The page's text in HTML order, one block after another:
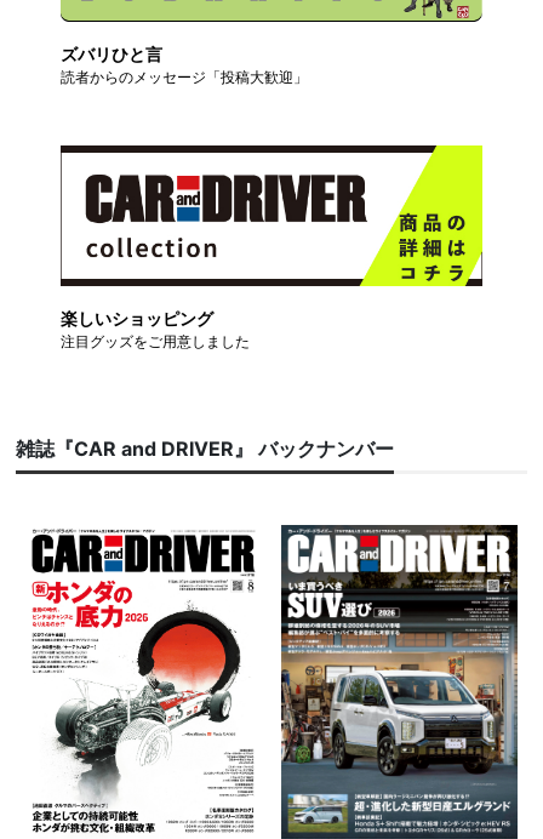
ズバリひと言
読者からのメッセージ「投稿大歓迎」
楽しいショッピング
注目グッズをご用意しました
雑誌『CAR and DRIVER』 バックナンバー